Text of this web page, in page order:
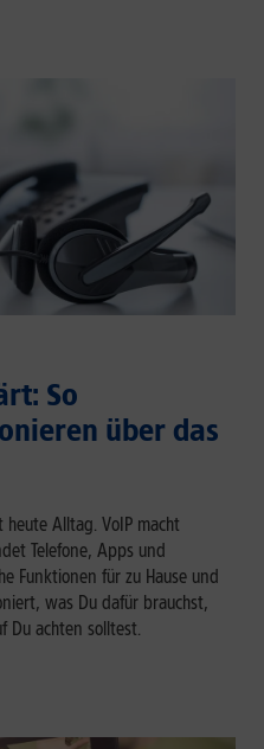
So
über das
Alltag. VoIP macht
Telefone, Apps und
Funktionen für zu Hause und
was Du dafür brauchst,
Du achten solltest.